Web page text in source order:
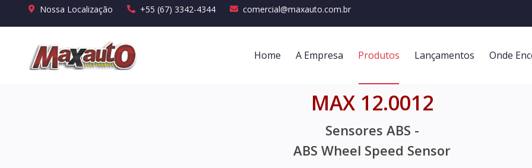
Nossa Localização +55 (67) 3342-4344 comercial@maxauto.com.br
Home A Empresa Produtos Lançamentos Onde
MAX 12.0012
Sensores ABS -
ABS Wheel Speed Sensor